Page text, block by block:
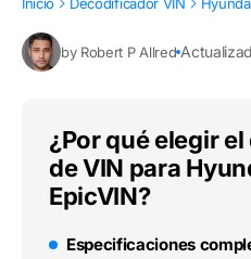
by Robert P Allred
¿Por qué elegir
de VIN para
EpicVIN?
Especificaciones